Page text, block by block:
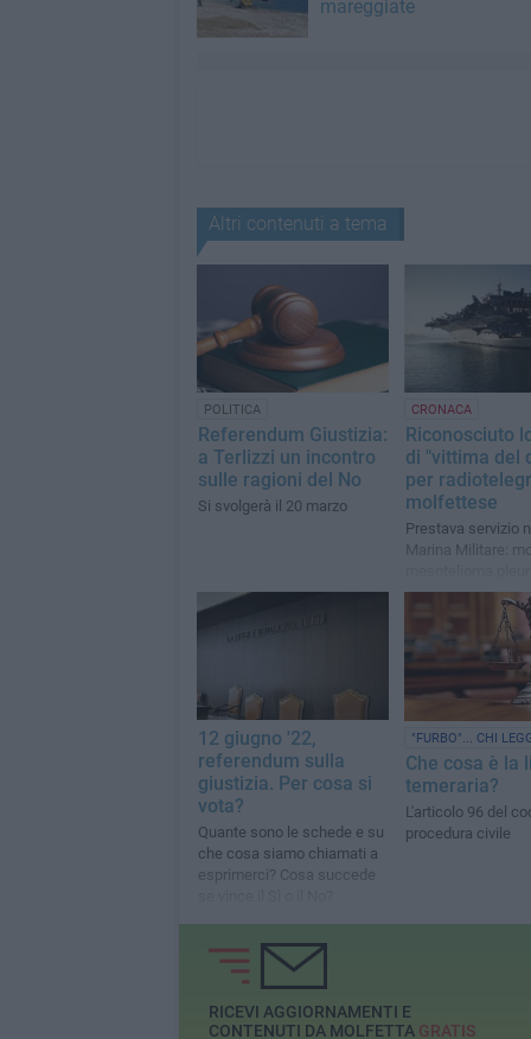
mareggiate
Altri contenuti a tema
POLITICA
Referendum Giustizia:
a Terlizzi un incontro
sulle ragioni del No
Si svolgerà il 20 marzo
CRONACA
Riconosciuto
di "vittima del
per
molfettese
Prestava servizio
Marina Militare:
causato
12 giugno '22,
referendum sulla
giustizia. Per cosa si
vota?
Quante sono le schede e su
che cosa siamo chiamati a
esprimerci? Cosa succede
"FURBO"... CHI
Che cosa è la
temeraria?
L'articolo 96 del
procedura civile
RICEVI AGGIORNAMENTI E
CONTENUTI DA MOLFETTA GRATIS